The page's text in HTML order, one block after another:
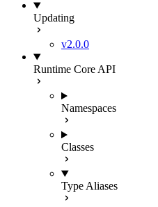
Updating
v2.0.0
Runtime Core API
Namespaces
Classes
Type Aliases